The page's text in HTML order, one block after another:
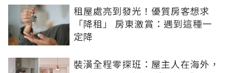
租屋處亮到發光！優質房客想求
「降租」 房東激賞：遇到這種一
定降
裝潢全程零探班：屋主人在海外，